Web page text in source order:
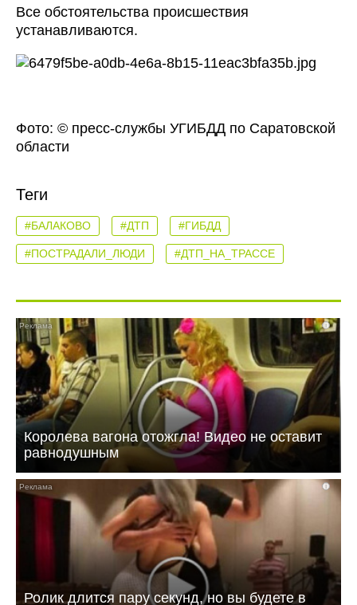
Все обстоятельства происшествия
устанавливаются.
Фото: © пресс-службы УГИБДД по Саратовской
области
Теги
#БАЛАКОВО #ДТП #ГИБДД
#ПОСТРАДАЛИ_ЛЮДИ #ДТП_НА_ТРАССЕ
i
Королева вагона отожгла! Видео не оставит
равнодушным
i
Ролик длится пару секунд, но вы будете в